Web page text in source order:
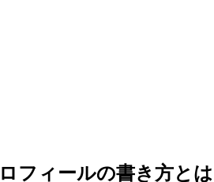
フィールの書き方とは